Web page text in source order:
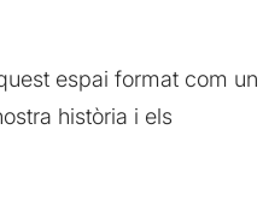
espai format com un
història i els